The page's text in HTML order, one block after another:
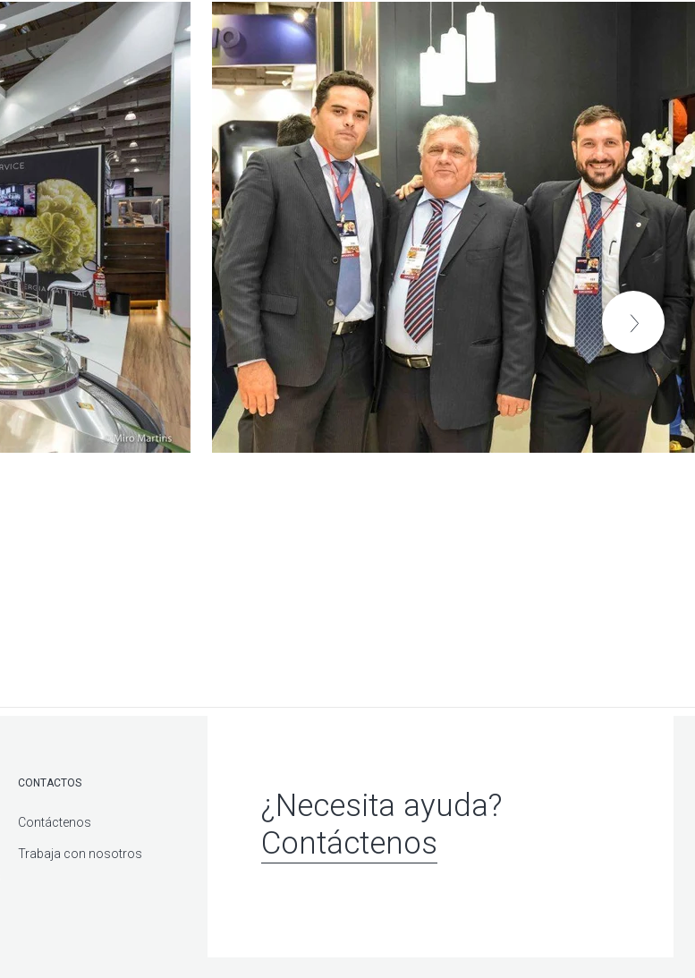
CONTACTOS
Contáctenos
Trabaja con nosotros
¿Necesita ayuda?
Contáctenos